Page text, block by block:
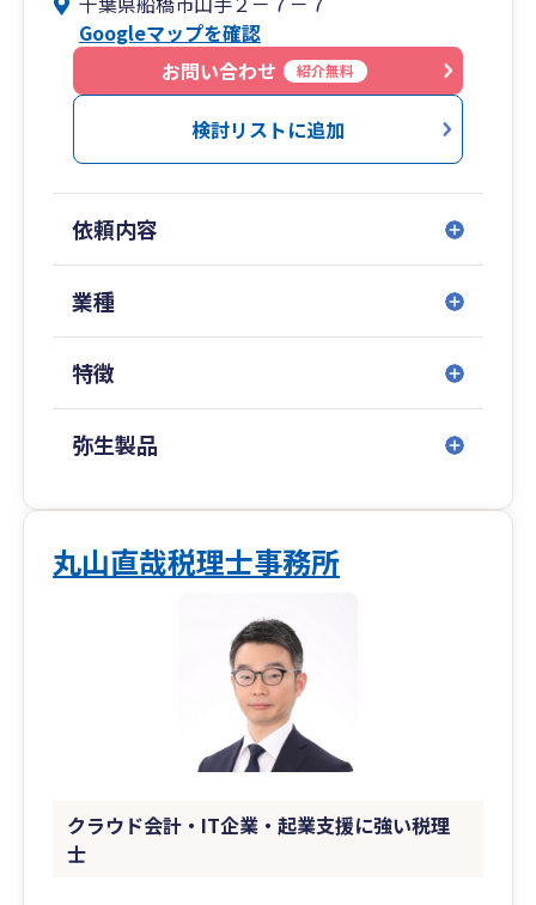
Googleマップを確認
お問い合わせ
紹介無料
検討リストに追加
依頼内容
業種
特徴
弥生製品
丸山直哉税理士事務所
クラウド会計・IT企業・起業支援に強い税理
士